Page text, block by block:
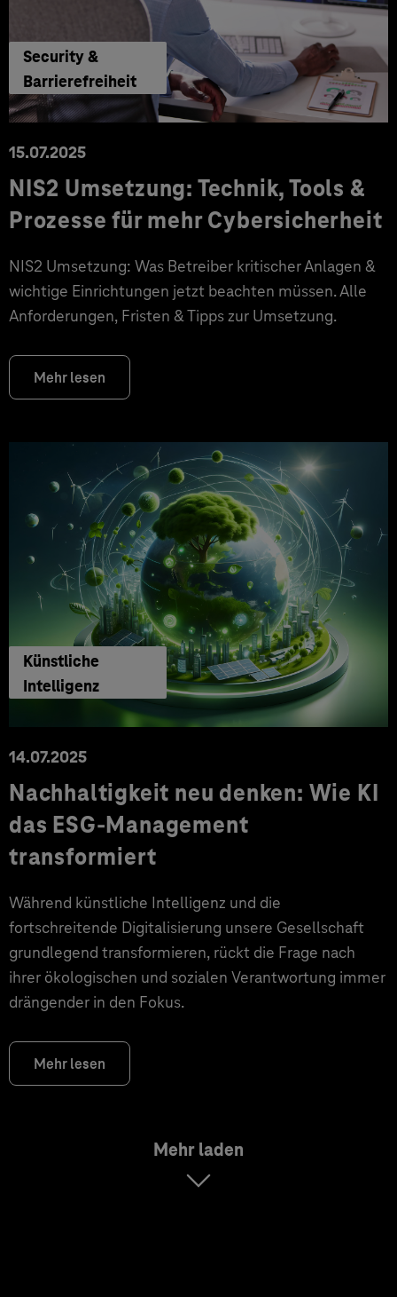
Security &
Barrierefreiheit
15.07.2025
NIS2 Umsetzung: Technik, Tools &
Prozesse für mehr Cybersicherheit
NIS2 Umsetzung: Was Betreiber kritischer Anlagen &
wichtige Einrichtungen jetzt beachten müssen. Alle
Anforderungen, Fristen & Tipps zur Umsetzung.
Mehr lesen
Künstliche
Intelligenz
14.07.2025
Nachhaltigkeit neu denken: Wie KI
das ESG-Management
transformiert
Während künstliche Intelligenz und die
fortschreitende Digitalisierung unsere Gesellschaft
grundlegend transformieren, rückt die Frage nach
ihrer ökologischen und sozialen Verantwortung immer
drängender in den Fokus.
Mehr lesen
Mehr laden